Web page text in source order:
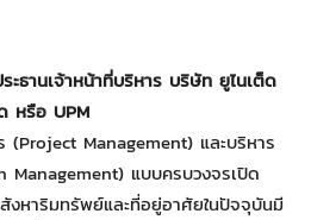
านเจ้าหน้าที่บริหาร บริษัท ยูไนเต็ด
หรือ UPM
(Project Management) และบริหาร
Management) แบบครบวงจรเปิด
งหาริมทรัพย์และที่อยู่อาศัยในปัจจุบันมี